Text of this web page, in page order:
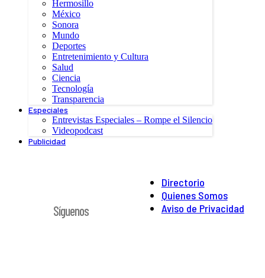
Hermosillo
México
Sonora
Mundo
Deportes
Entretenimiento y Cultura
Salud
Ciencia
Tecnología
Transparencia
Especiales
Entrevistas Especiales – Rompe el Silencio
Videopodcast
Publicidad
Directorio
Quienes Somos
Aviso de Privacidad
Síguenos